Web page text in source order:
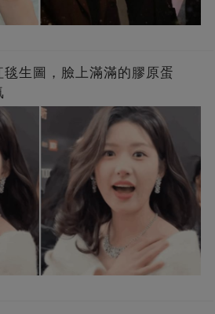
生圖，臉上滿滿的膠原蛋